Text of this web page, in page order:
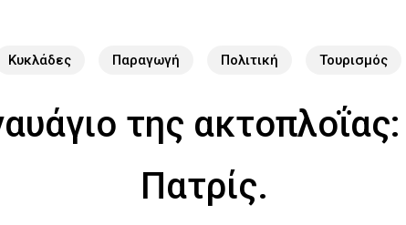
Κυκλάδες Παραγωγή Πολιτική Τουρισμός
της ακτοπλοΐας:
Πατρίς.